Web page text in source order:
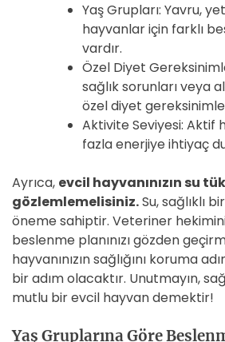
Yaş Grupları: Yavru,
hayvanlar için farklı
vardır.
Özel Diyet
sağlık sorunları veya
özel diyet
Aktivite Seviyesi: Aktif
fazla enerjiye ihtiyaç
Ayrıca, evcil hayvanınızın su
gözlemlemelisiniz.Su, sağlıklı
öneme sahiptir. Veteriner
beslenme planınızı gözden
hayvanınızın sağlığını koruma
bir adım olacaktır. Unutmayın,
mutlu bir evcil hayvan demektir!
Yaş Gruplarına Göre